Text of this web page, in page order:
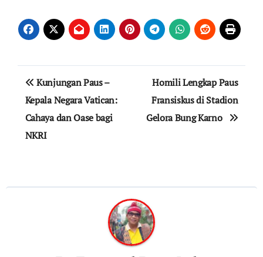
Post
navigation
Kunjungan Paus –
Kepala Negara Vatican:
Cahaya dan Oase bagi
NKRI
Homili Lengkap Paus
Fransiskus di Stadion
Gelora Bung Karno